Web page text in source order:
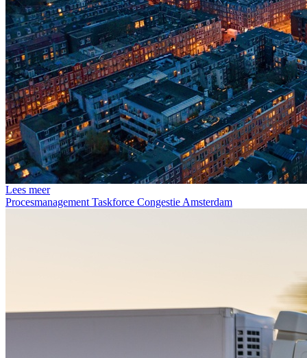
Lees meer
Procesmanagement Taskforce Congestie Amsterdam